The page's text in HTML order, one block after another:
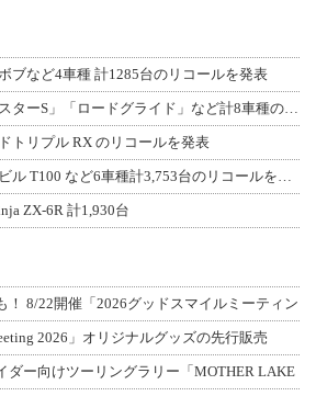
ブなど4車種 計1285台のリコールを発表
【ハーレー】「スポーツスターS」「ロードグライド」など計8車種のリコールを発表
トリプル RX のリコールを発表
【トライアンフ】ボンネビル T100 など6車種計3,753台のリコールを発表
ZX-6R 計1,930台
！ 8/22開催「2026グッドスマイルミーティン
2026」オリジナルグッズの先行販売
ダー向けツーリングラリー「MOTHER LAKE